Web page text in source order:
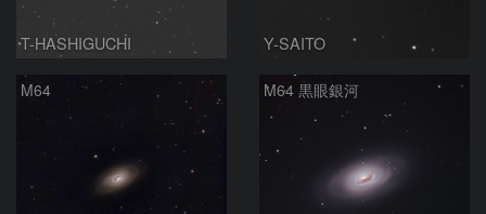
T-HASHIGUCHI Y-SAITO
M64 M64 黒眼銀河